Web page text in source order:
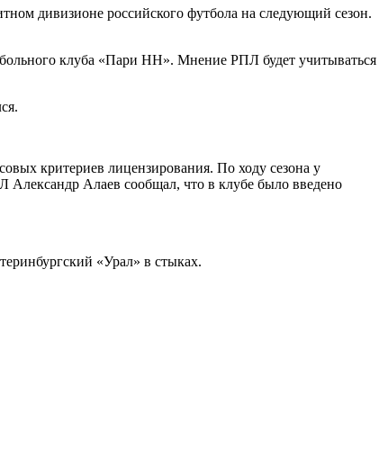
дивизионе российского футбола на следующий сезон.
клуба «Пари НН». Мнение РПЛ будет учитываться
критериев лицензирования. По ходу сезона у
Александр Алаев сообщал, что в клубе было введено
«Урал» в стыках.